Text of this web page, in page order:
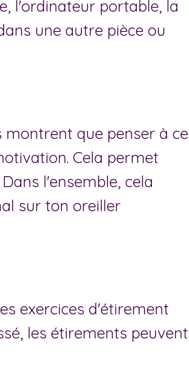
l'ordinateur portable, la
une autre pièce ou
montrent que penser à ce
Cela permet
l'ensemble, cela
sur ton oreiller
exercices d'étirement
les étirements peuvent